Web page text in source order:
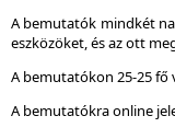
A bemutatók mindkét
eszközöket, és az ott
A bemutatókon 25-25
A bemutatókra online